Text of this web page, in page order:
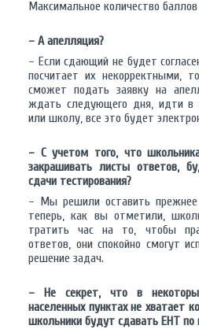
Максимальное количество
– А апелляция?
– Если сдающий не будет
посчитает их некорректными,
сможет подать заявку на
ждать следующего дня, идти в
или школу, все это будет
– С учетом того, что
закрашивать листы ответов,
сдачи тестирования?
– Мы решили оставить
теперь, как вы отметили,
тратить час на то, чтобы
ответов, они спокойно смогут
решение задач.
– Не секрет, что в
населенных пунктах не хватает
школьники будут сдавать ЕНТ